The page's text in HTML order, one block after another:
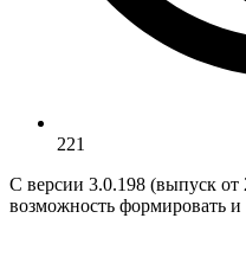
221
С версии 3.0.198 (выпуск от
возможность формировать и